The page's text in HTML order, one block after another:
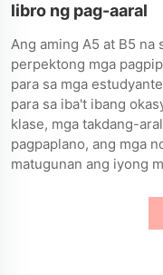
libro ng pag-aaral
Ang aming A5 at B5
perpektong mga
para sa mga
para sa iba't ibang
klase, mga takdang-
pagpaplano, ang mga
matugunan ang iyong